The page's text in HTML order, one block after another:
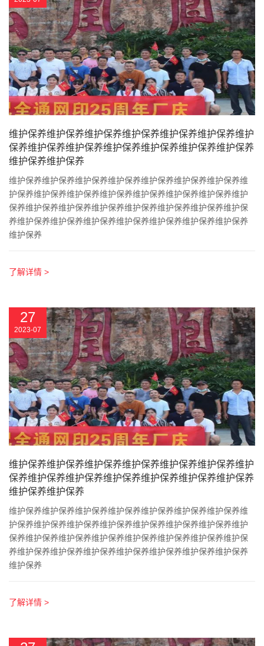
维护保养维护保养维护保养维护保养维护保养维护保养维护
保养维护保养维护保养维护保养维护保养维护保养维护保养
维护保养维护保养
维护保养维护保养维护保养维护保养维护保养维护保养维护保养维
护保养维护保养维护保养维护保养维护保养维护保养维护保养维护
保养维护保养维护保养维护保养维护保养维护保养维护保养维护保
养维护保养维护保养维护保养维护保养维护保养维护保养维护保养
维护保养
了解详情 >
27
2023-07
维护保养维护保养维护保养维护保养维护保养维护保养维护
保养维护保养维护保养维护保养维护保养维护保养维护保养
维护保养维护保养
维护保养维护保养维护保养维护保养维护保养维护保养维护保养维
护保养维护保养维护保养维护保养维护保养维护保养维护保养维护
保养维护保养维护保养维护保养维护保养维护保养维护保养维护保
养维护保养维护保养维护保养维护保养维护保养维护保养维护保养
维护保养
了解详情 >